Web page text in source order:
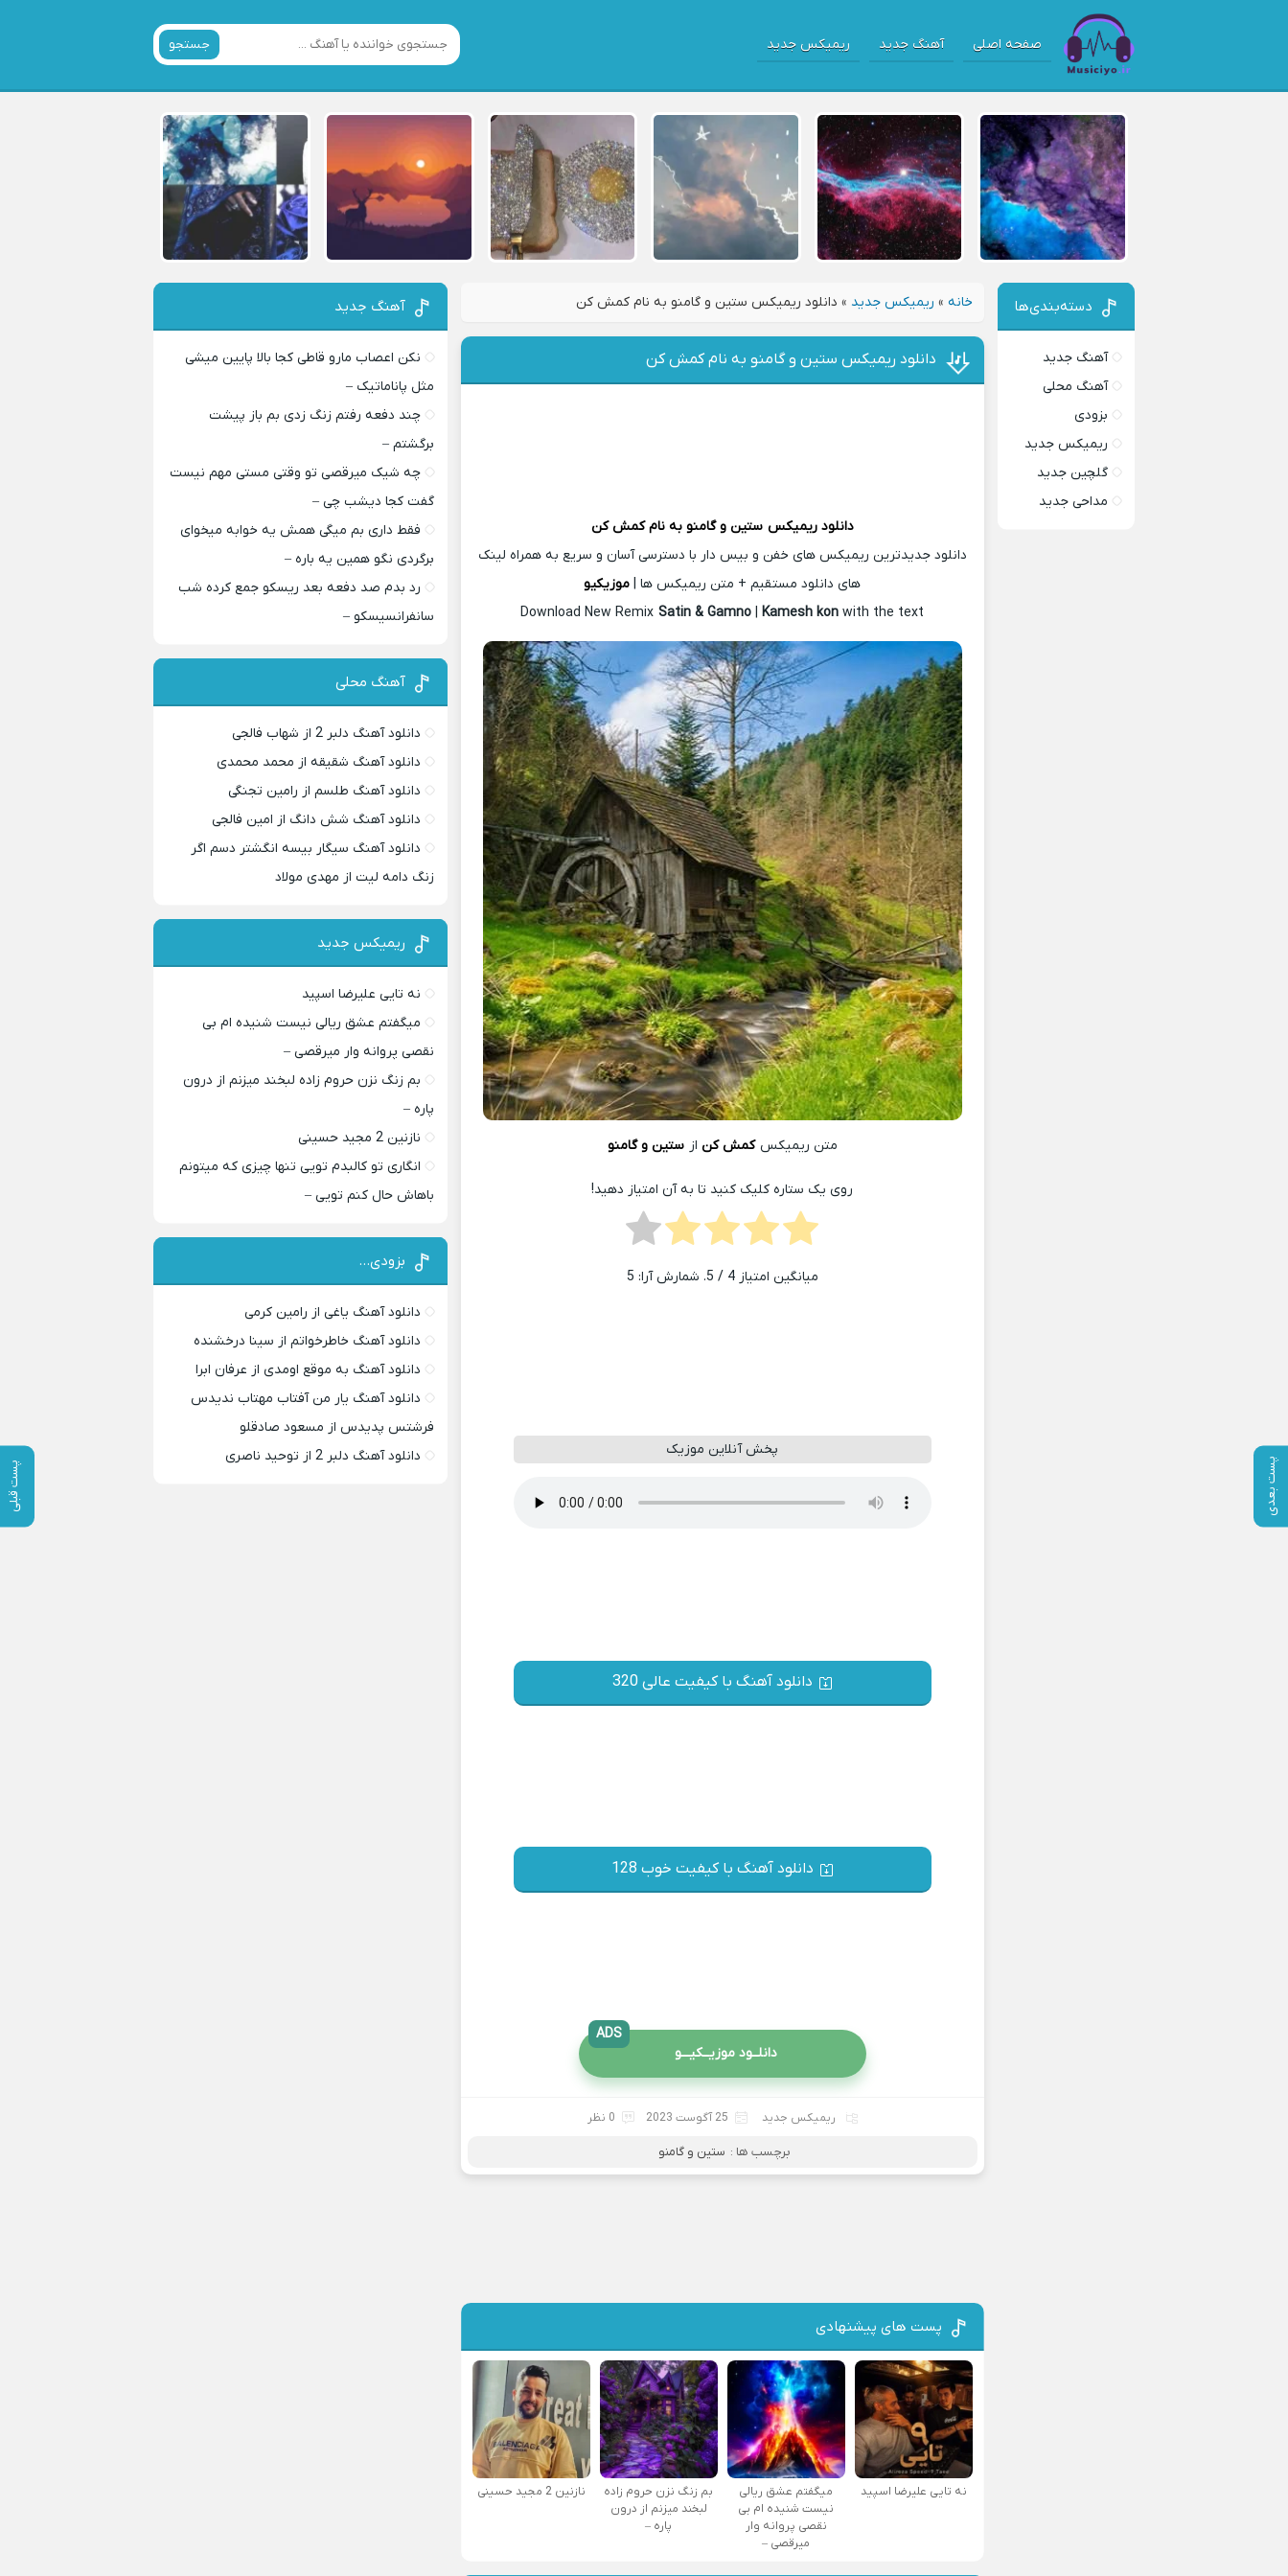
صفحه اصلی آهنگ جدید ریمیکس جدید جستجو
خانه » ریمیکس جدید » دانلود ریمیکس ستین و گامنو به نام کمش کن
پست بعدی پست قبلی
دانلود ریمیکس ستین و گامنو به نام کمش کن
دانلود ریمیکس ستین و گامنو به نام کمش کن
دانلود جدیدترین ریمیکس های خفن و بیس دار با دسترسی آسان و سریع به همراه لینک
های دانلود مستقیم + متن ریمیکس ها | موزیکیو
Download New Remix Satin & Gamno |Kamesh konwith the text
متن ریمیکس کمش کن از ستین و گامنو
روی یک ستاره کلیک کنید تا به آن امتیاز دهید!
میانگین امتیاز4 / 5. شمارش آرا: 5
پخش آنلاین موزیک
دانلود آهنگ با کیفیت عالی 320
دانلود آهنگ با کیفیت خوب 128
دانلــود موزیــکیـــو
ADS
ریمیکس جدید 25 آگوست 2023 0 نظر
برچسب ها : ستین و گامنو
پست های پیشنهادی
نه تایی علیرضا اسپید
میگفتم عشق ریالی
نیست شنیده ام بی
نقصی پروانه وار
میرقصی –
بم زنگ نزن حروم زاده
لبخند میزنم از درون
پاره –
نازنین 2 مجید حسینی
دسته‌بندی‌ها
آهنگ جدید
آهنگ محلی
بزودی
ریمیکس جدید
گلچین جدید
مداحی جدید
آهنگ جدید
نکن اعصاب مارو قاطی کجا بالا پایین میشی
مثل پاناماتیک –
چند دفعه رفتم زنگ زدی بم باز پیشت
برگشتم –
چه شیک میرقصی تو وقتی مستی مهم نیست
گفت کجا دیشب چی –
فقط داری بم میگی همش یه خوابه میخوای
برگردی نگو همین یه باره –
رد بدم صد دفعه بعد ریسکو جمع کرده شب
سانفرانسیسکو –
آهنگ محلی
دانلود آهنگ دلبر 2 از شهاب فالجی
دانلود آهنگ شقیقه از محمد محمدی
دانلود آهنگ طلسم از رامین تجنگی
دانلود آهنگ شش دانگ از امین فالجی
دانلود آهنگ سیگار بیسه انگشتر دسم اگر
زنگ دامه لیت از مهدی مولاد
ریمیکس جدید
نه تایی علیرضا اسپید
میگفتم عشق ریالی نیست شنیده ام بی
نقصی پروانه وار میرقصی –
بم زنگ نزن حروم زاده لبخند میزنم از درون
پاره –
نازنین 2 مجید حسینی
انگاری تو کالبدم تویی تنها چیزی که میتونم
باهاش حال کنم تویی –
بزودی…
دانلود آهنگ یاغی از رامین کرمی
دانلود آهنگ خاطرخواتم از سینا درخشنده
دانلود آهنگ به موقع اومدی از عرفان ابرا
دانلود آهنگ یار من آفتاب مهتاب ندیدس
فرشتس پدیدس از مسعود صادقلو
دانلود آهنگ دلبر 2 از توحید ناصری